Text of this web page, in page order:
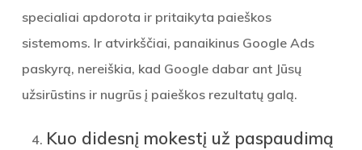
specialiai apdorota ir pritaikyta paieškos
sistemoms. Ir atvirkščiai, panaikinus Google Ads
paskyrą, nereiškia, kad Google dabar ant Jūsų
užsirūstins ir nugrūs į paieškos rezultatų galą.
Kuo didesnį mokestį už paspaudimą